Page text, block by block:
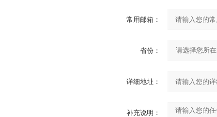
常用邮箱：
省份：
详细地址：
补充说明：